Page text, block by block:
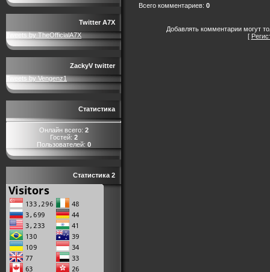
Twitter A7X
Tweets by TheOfficialA7X
ZackyV twitter
Tweets by Vengenz1
Статистика
Онлайн всего: 2
Гостей: 2
Пользователей: 0
Статистика 2
Всего комментариев: 0
Добавлять комментарии могут
[